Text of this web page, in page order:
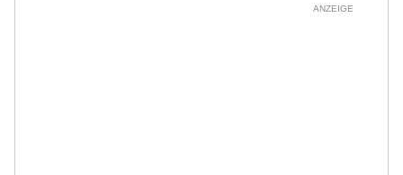
ANZEIGE